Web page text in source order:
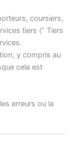
coursiers,
tiers (“ Tiers
y compris au
cela est
erreurs ou la